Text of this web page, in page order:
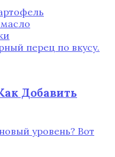
перец по вкусу.
Добавить
уровень? Вот